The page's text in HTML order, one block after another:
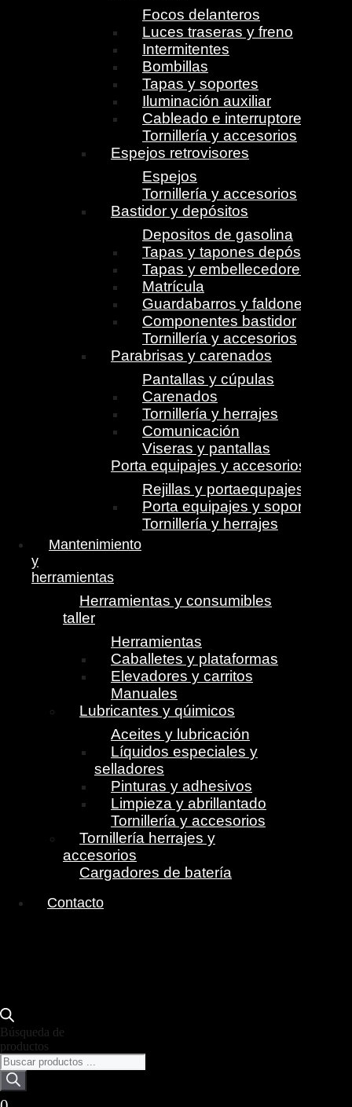
Focos delanteros
Luces traseras y freno
Intermitentes
Bombillas
Tapas y soportes
Iluminación auxiliar
Cableado e interruptores
Tornillería y accesorios
Espejos retrovisores
Espejos
Tornillería y accesorios
Bastidor y depósitos
Depositos de gasolina
Tapas y tapones depósito
Tapas y embellecedores
Matrícula
Guardabarros y faldones
Componentes bastidor
Tornillería y accesorios
Parabrisas y carenados
Pantallas y cúpulas
Carenados
Tornillería y herrajes
Comunicación
Viseras y pantallas
Porta equipajes y accesorios
Rejillas y portaequpajes
Porta equipajes y soportes
Tornillería y herrajes
Mantenimiento
y
herramientas
Herramientas y consumibles
taller
Herramientas
Caballetes y plataformas
Elevadores y carritos
Manuales
Lubricantes y qúimicos
Aceites y lubricación
Líquidos especiales y
selladores
Pinturas y adhesivos
Limpieza y abrillantado
Tornillería y accesorios
Tornillería herrajes y
accesorios
Cargadores de batería
Contacto
Búsqueda de
productos